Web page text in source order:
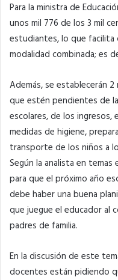
Para la ministra de
unos mil 776 de los 3 mil
estudiantes, lo que facilita
modalidad combinada; es
Además, se establecerán
que estén pendientes de
escolares, de los
medidas de higiene,
transporte de los niños a
Según la analista en
para que el próximo año
debe haber una buena
que juegue el educador al
padres de familia.
En la discusión de este
docentes están pidiendo